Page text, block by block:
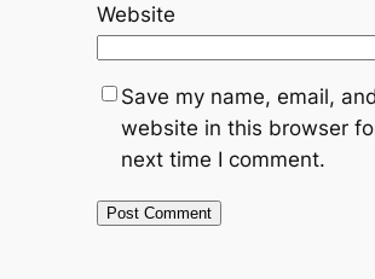
Website
Save my name, email, and
website in this browser
next time I comment.